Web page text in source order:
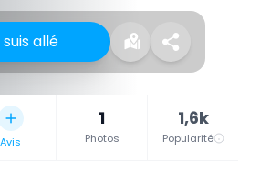
allé
Avis
1
Photos
1,6k
Popularité